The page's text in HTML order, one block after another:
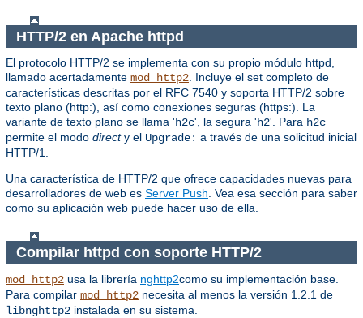
HTTP/2 en Apache httpd
El protocolo HTTP/2 se implementa con su propio módulo httpd,
llamado acertadamente mod_http2. Incluye el set completo de
características descritas por el RFC 7540 y soporta HTTP/2 sobre
texto plano (http:), así como conexiones seguras (https:). La
variante de texto plano se llama 'h2c', la segura 'h2'. Para h2c
permite el modo directy el Upgrade: a través de una solicitud inicial
HTTP/1.
Una característica de HTTP/2 que ofrece capacidades nuevas para
desarrolladores de web es Server Push. Vea esa sección para saber
como su aplicación web puede hacer uso de ella.
Compilar httpd con soporte HTTP/2
mod_http2 usa la librería nghttp2como su implementación base.
Para compilar mod_http2 necesita al menos la versión 1.2.1 de
libnghttp2 instalada en su sistema.